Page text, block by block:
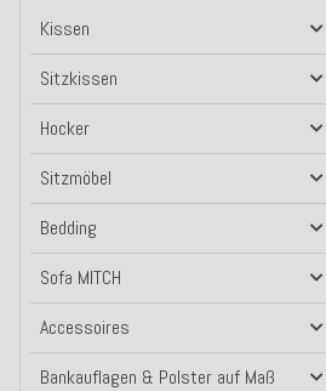
Kissen
Sitzkissen
Hocker
Sitzmöbel
Bedding
Sofa MITCH
Accessoires
Bankauflagen & Polster auf Maß